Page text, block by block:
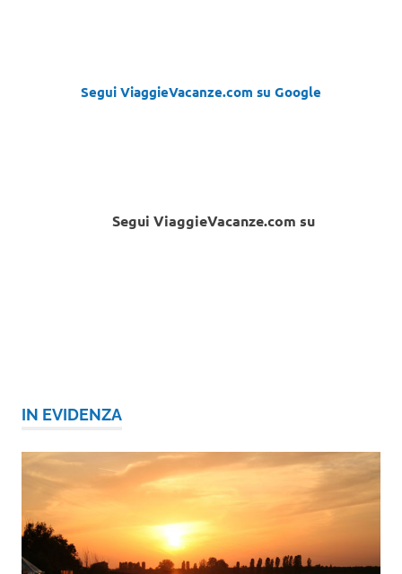
Segui ViaggieVacanze.com su Google
Segui ViaggieVacanze.com su
IN EVIDENZA